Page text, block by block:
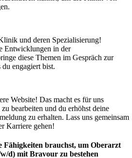
und deren Spezialisierung!
Entwicklungen in der
diese Themen im Gespräch zur
du engagiert bist.
Website! Das macht es für uns
bearbeiten und du erhöhst deine
zu erhalten. Lass uns gemeinsam
Karriere gehen!
Fähigkeiten brauchst, um Oberarzt
d) mit Bravour zu bestehen